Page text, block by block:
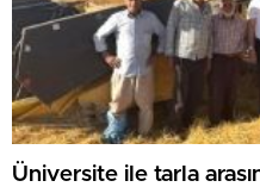
Üniversite ile tarla